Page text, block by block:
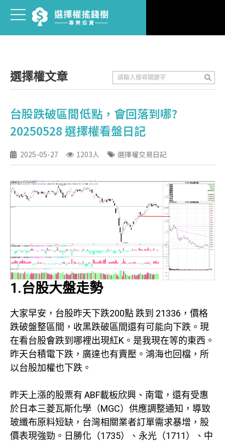
選擇權文章
台股跌破區間低點，會回落到哪?
20250528 選擇權看盤日記
2025-05-27 1203人 選擇權交易日記
1.台股大盤走勢
大家早安，台股昨天下跌200點 跌到 21336，價格
跌破盤整區間，收黑跌破區間還有可能向下跌。現
在看台股會跌到哪裡出現紅K。是我現在等的東西。
昨天台積電下跌，廣達也有賣壓。鴻海也回檔，所
以台股加權也下跌。
昨天上漲的股票有 ABF載板欣興、南電，還有受惠
於日本三菱瓦斯化學（MGC）供應調整通知，導致
玻纖布原料短缺，台灣相關業者訂單需求暴增，股
價表現強勁。日勝化（1735）、永光（1711）、中